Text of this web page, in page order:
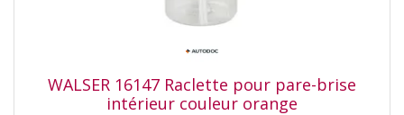
WALSER 16147 Raclette pour pare-brise
intérieur couleur orange